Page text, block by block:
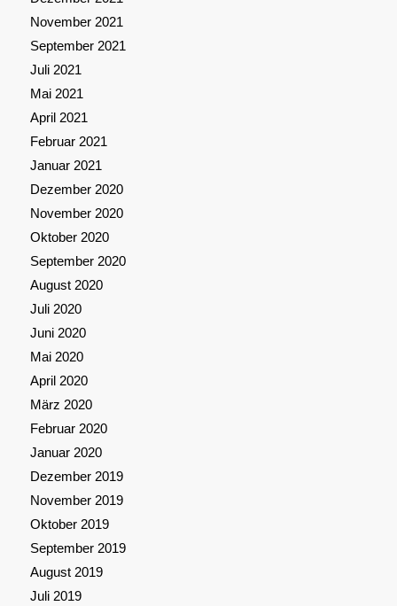
November 2021
September 2021
Juli 2021
Mai 2021
April 2021
Februar 2021
Januar 2021
Dezember 2020
November 2020
Oktober 2020
September 2020
August 2020
Juli 2020
Juni 2020
Mai 2020
April 2020
März 2020
Februar 2020
Januar 2020
Dezember 2019
November 2019
Oktober 2019
September 2019
August 2019
Juli 2019